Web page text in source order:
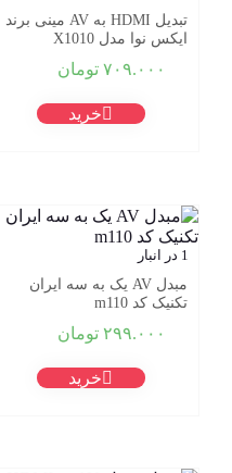
تبدیل HDMI به AV مینی برند
ایکس نوا مدل X1010
۷۰۹.۰۰۰ تومان
خرید
1 در انبار
مبدل AV یک به سه ایران
تکنیک کد m110
۲۹۹.۰۰۰ تومان
خرید